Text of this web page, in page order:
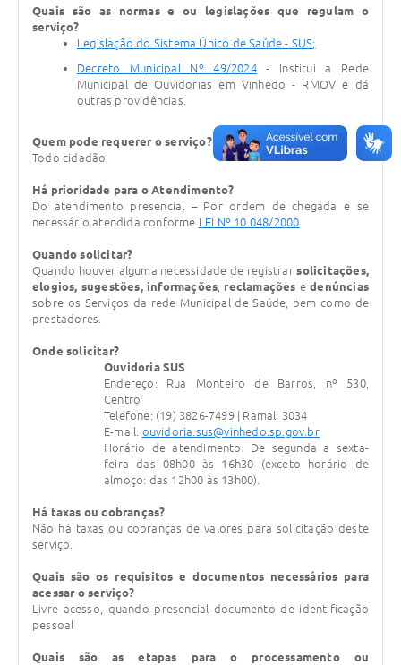
Quais são as normas e ou legislações que regulam o
serviço?
Legislação do Sistema Único de Saúde - SUS;
Decreto Municipal Nº 49/2024- Institui a Rede
Municipal de Ouvidorias em Vinhedo - RMOV e dá
outras providências.
Quem pode requerer o serviço?
Todo cidadão
Há prioridade para o Atendimento?
Do atendimento presencial – Por ordem de chegada e se
necessário atendida conforme LEI Nº 10.048/2000
Quando solicitar?
Quando houver alguma necessidade de registrarsolicitações,
elogios, sugestões, informações reclamações e denúncias
sobre os Serviços da rede Municipal de Saúde, bem como de
prestadores.
Onde solicitar?
Ouvidoria SUS
Endereço: Rua Monteiro de Barros, nº 530,
Centro
Telefone: (19) 3826-7499 | Ramal: 3034
E-mail: ouvidoria.sus@vinhedo.sp.gov.br
Horário de atendimento: De segunda a sexta-
feira das 08h00 às 16h30 (exceto horário de
almoço: das 12h00 às 13h00).
Há taxas ou cobranças?
Não há taxas ou cobranças de valores para solicitação deste
serviço.
Quais são os requisitos e documentos necessários para
acessar o serviço?
Livre acesso, quando presencial documento de identificação
pessoal
Quais são as etapas para o processamento ou